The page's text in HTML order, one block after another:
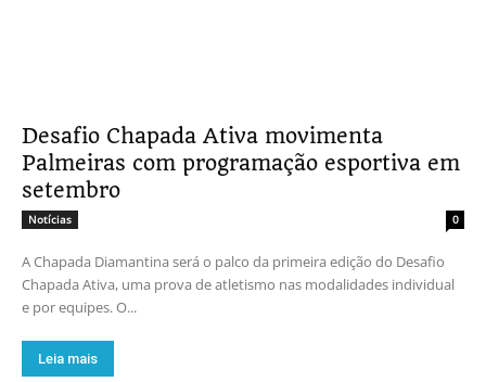
Desafio Chapada Ativa movimenta
Palmeiras com programação esportiva em
setembro
Notícias 0
A Chapada Diamantina será o palco da primeira edição do Desafio
Chapada Ativa, uma prova de atletismo nas modalidades individual
e por equipes. O...
Leia mais